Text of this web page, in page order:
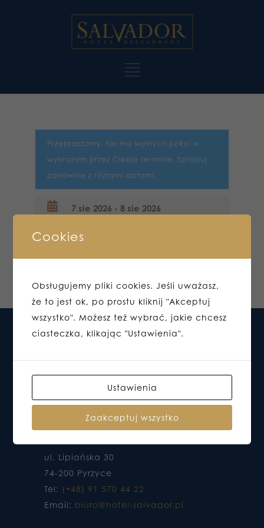
Przepraszamy, nie ma wolnych pokoi w
wybranym przez Ciebie terminie. Spróbuj
ponownie z różnymi datami.
HOTEL DO KTÓREGO CHCESZ WRACAĆ
ul. Lipiańska 30
74-200 Pyrzyce
Tel: (+48) 91 570 44 22
Email: biuro@hotel-salvador.pl
Cookies
Obsługujemy pliki cookies. Jeśli uważasz,
że to jest ok, po prostu kliknij "Akceptuj
wszystko". Możesz też wybrać, jakie chcesz
ciasteczka, klikając "Ustawienia".
Ustawienia
Zaakceptuj wszystko